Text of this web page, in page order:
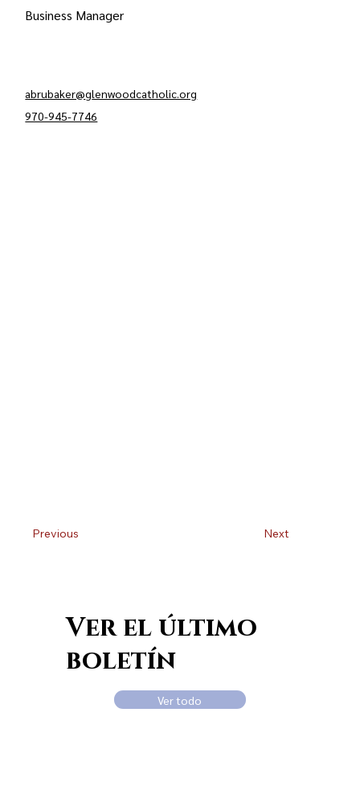
Business Manager
abrubaker@glenwoodcatholic.org
970-945-7746
Next
Previous
Ver el último
boletín
Ver todo